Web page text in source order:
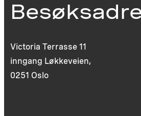
Victoria Terrasse 11
inngang Løkkeveien,
0251 Oslo